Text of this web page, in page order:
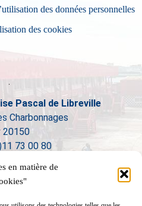
en matière de
des données personnelles
des cookies
Pascal de Libreville
Charbonnages
20150
73 00 80